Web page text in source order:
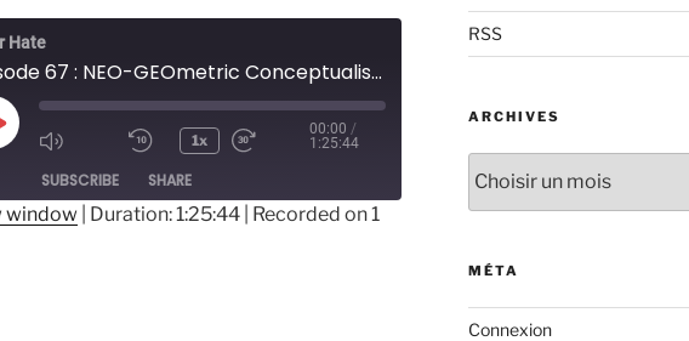
Hate
Episode 67 : NEO-GEOmetric Conceptualism
1x
00:00 /
1:25:44
SUBSCRIBE SHARE
window Duration: 1:25:44 Recorded on 1
RSS
ARCHIVES
MÉTA
Connexion